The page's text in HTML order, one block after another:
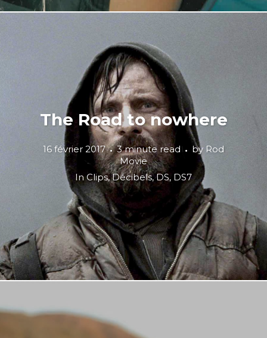
The Road to nowhere
16 février 2017 3 minute read by Rod
Movie
InClips,Décibels,DS, DS7